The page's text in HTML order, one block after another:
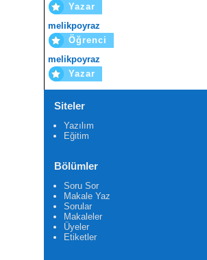
Yazar
melikpoyraz
Öğrenci
melikpoyraz
Yazar
Siteler
Yazılım
Eğitim
Bölümler
Soru Sor
Makale Yaz
Sorular
Makaleler
Üyeler
Etiketler